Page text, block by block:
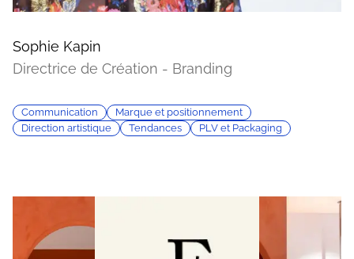
Sophie Kapin
Directrice de Création - Branding
Communication
Marque et positionnement
Direction artistique
Tendances PLV et Packaging